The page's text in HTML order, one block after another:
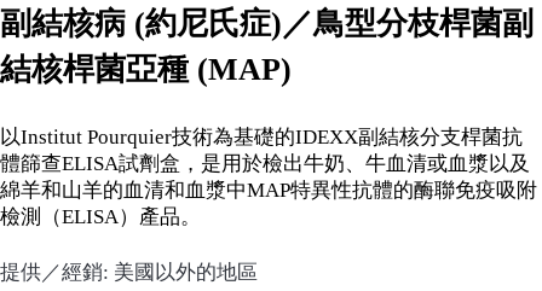
副結核病 (約尼氏症)／鳥型分枝桿菌副
結核桿菌亞種 (MAP)
以Institut Pourquier技術為基礎的IDEXX副結核分支桿菌抗
體篩查ELISA試劑盒，是用於檢出牛奶、牛血清或血漿以及
綿羊和山羊的血清和血漿中MAP特異性抗體的酶聯免疫吸附
檢測（ELISA）產品。
提供／經銷: 美國以外的地區